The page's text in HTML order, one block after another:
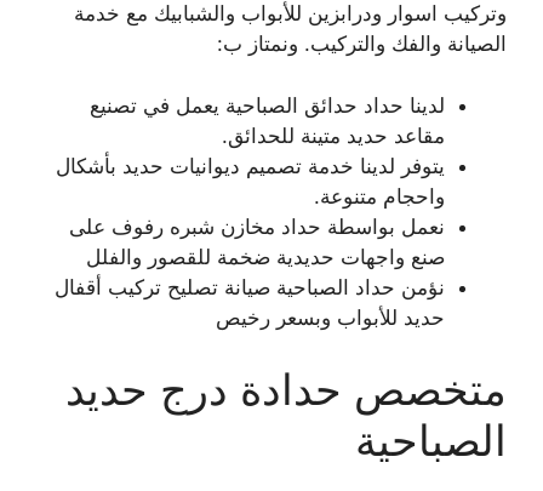
وتركيب اسوار ودرابزين للأبواب والشبابيك مع خدمة
الصيانة والفك والتركيب. ونمتاز ب:
لدينا حداد حدائق الصباحية يعمل في تصنيع
مقاعد حديد متينة للحدائق.
يتوفر لدينا خدمة تصميم ديوانيات حديد بأشكال
واحجام متنوعة.
نعمل بواسطة حداد مخازن شبره رفوف على
صنع واجهات حديدية ضخمة للقصور والفلل
نؤمن حداد الصباحية صيانة تصليح تركيب أقفال
حديد للأبواب وبسعر رخيص
متخصص حدادة درج حديد
الصباحية